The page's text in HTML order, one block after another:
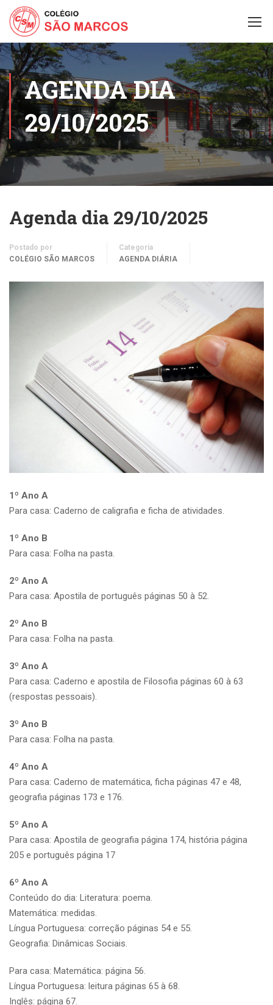
AGENDA DIA
29/10/2025
Agenda dia 29/10/2025
Postado por
COLÉGIO SÃO MARCOS
Categoria
AGENDA DIÁRIA
1º Ano A
Para casa: Caderno de caligrafia e ficha de atividades.
1º Ano B
Para casa: Folha na pasta.
2º Ano A
Para casa: Apostila de português páginas 50 à 52.
2º Ano B
Para casa: Folha na pasta.
3º Ano A
Para casa: Caderno e apostila de Filosofia páginas 60 à 63
(respostas pessoais).
3º Ano B
Para casa: Folha na pasta.
4º Ano A
Para casa: Caderno de matemática, ficha páginas 47 e 48,
geografia páginas 173 e 176.
5º Ano A
Para casa: Apostila de geografia página 174, história página
205 e português página 17
6º Ano A
Conteúdo do dia: Literatura: poema.
Matemática: medidas.
Língua Portuguesa: correção páginas 54 e 55.
Geografia: Dinâmicas Sociais.
Para casa: Matemática: página 56.
Língua Portuguesa: leitura páginas 65 à 68.
Inglês: página 67.